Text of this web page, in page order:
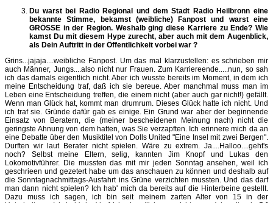
Du warst bei Radio Regional und dem Stadt Radio Heilbronn eine
bekannte Stimme, bekamst (weibliche) Fanpost und warst eine
GRÖSSE in der Region. Weshalb ging diese Karriere zu Ende? Wie
kamst Du mit diesem Hype zurecht, aber auch mit dem Augenblick,
als Dein Auftritt in der Öffentlichkeit vorbei war ?
Grins...jajaja....weibliche Fanpost. Um das mal klarzustellen: es schrieben mir
auch Männer, Jungs....also nicht nur Frauen. Zum Karriereende.....nun, so sah
ich das damals eigentlich nicht. Aber ich wusste bereits im Moment, in dem ich
meine Entscheidung traf, daß ich sie bereue. Aber manchmal muss man im
Leben eine Entscheidung treffen, die einem nicht (aber auch gar nicht!) gefällt.
Wenn man Glück hat, kommt man drumrum. Dieses Glück hatte ich nicht. Und
ich traf sie. Gründe dafür gab es einige. Ein Grund war aber der beginnende
Einsatz von Beratern, die (meiner bescheidenen Meinung nach) nicht die
geringste Ahnung von dem hatten, was Sie verzapften. Ich erinnere mich da an
eine Debatte über den Musiktitel von Dolls United "Eine Insel mit zwei Bergen".
Durften wir laut Berater nicht spielen. Wäre zu extrem. Ja....Halloo....geht's
noch? Selbst meine Eltern, selig, kannten Jim Knopf und Lukas den
Lokomotivführer. Die mussten das mit mir jeden Sonntag ansehen, weil ich
geschrieen und gezetert habe um das anschauen zu können und deshalb auf
die Sonntagnachmittags-Ausfahrt ins Grüne verzichten mussten. Und das darf
man dann nicht spielen? Ich hab' mich da bereits auf die Hinterbeine gestellt.
Dazu muss ich sagen, ich bin seit meinem zarten Alter von 15 in der